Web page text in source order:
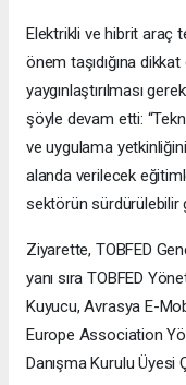
Elektrikli ve hibrit araç
önem taşıdığına
yaygınlaştırılması
şöyle devam etti:
ve uygulama
alanda verilecek
sektörün sürdürülebilir
Ziyarette, TOBFED
yanı sıra TOBFED
Kuyucu, Avrasya E-
Europe Association
Danışma Kurulu Üyesi